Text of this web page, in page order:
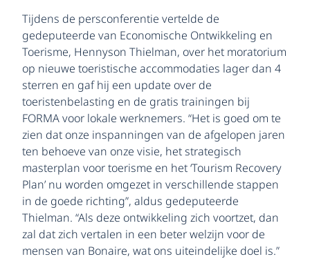
Tijdens de persconferentie vertelde de
gedeputeerde van Economische Ontwikkeling en
Toerisme, Hennyson Thielman, over het moratorium
op nieuwe toeristische accommodaties lager dan 4
sterren en gaf hij een update over de
toeristenbelasting en de gratis trainingen bij
FORMA voor lokale werknemers. “Het is goed om te
zien dat onze inspanningen van de afgelopen jaren
ten behoeve van onze visie, het strategisch
masterplan voor toerisme en het ‘Tourism Recovery
Plan’ nu worden omgezet in verschillende stappen
in de goede richting”, aldus gedeputeerde
Thielman. “Als deze ontwikkeling zich voortzet, dan
zal dat zich vertalen in een beter welzijn voor de
mensen van Bonaire, wat ons uiteindelijke doel is.”